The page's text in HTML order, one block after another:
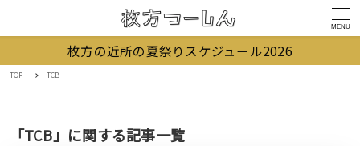
MENU
枚方の近所の夏祭りスケジュール2026
TOP TCB
「TCB」に関する記事一覧